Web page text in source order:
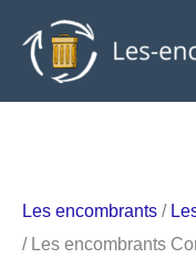
contenu
Les encombrants /
/ Les encombrants